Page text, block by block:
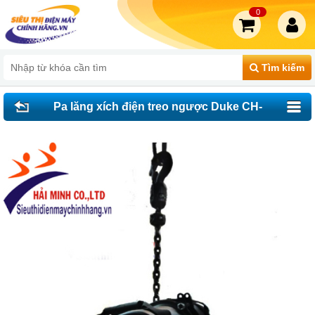
Tìm kiếm
0
Pa lăng xích điện treo ngược Duke CH-